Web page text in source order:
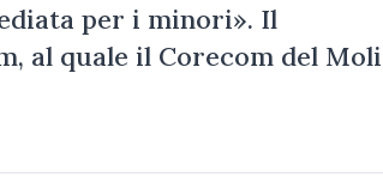
per i minori». Il
al quale il Corecom del